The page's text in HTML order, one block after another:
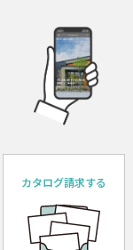
カタログ請求する